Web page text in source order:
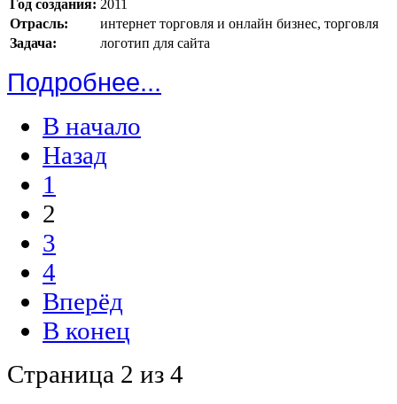
Год создания: 2011
Отрасль:
интернет торговля и онлайн бизнес, торговля
Задача:
логотип для сайта
Подробнее...
В начало
Назад
1
2
3
4
Вперёд
В конец
Страница 2 из 4